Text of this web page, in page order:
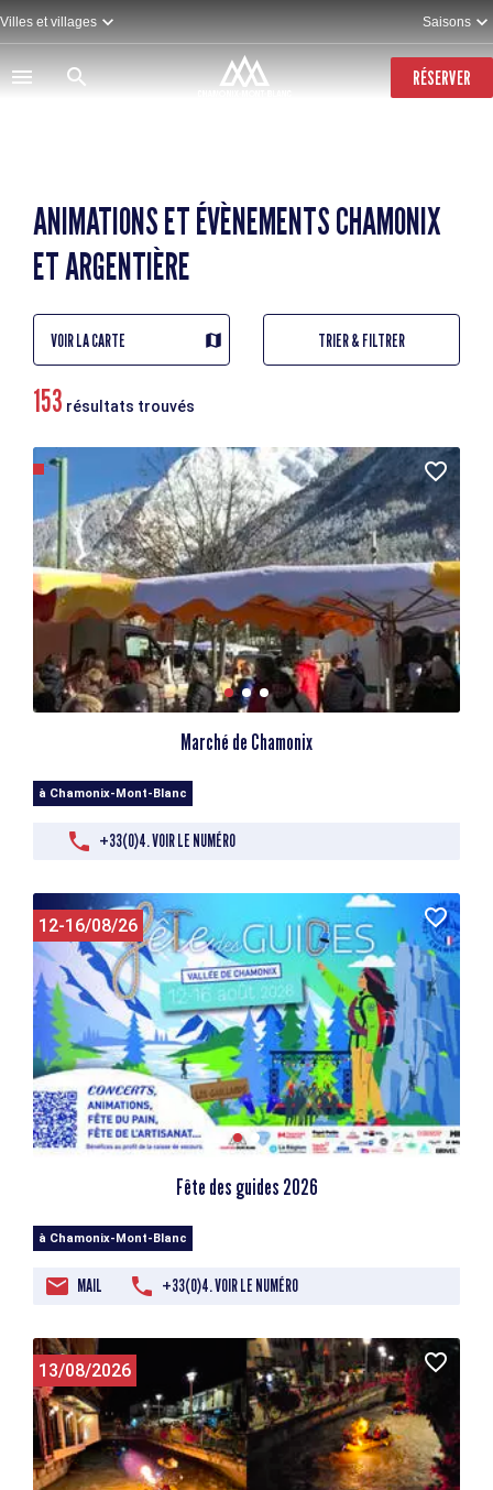
Aller
au
contenu
principal
Villes et villages Saisons
RÉSERVER
ANIMATIONS ET ÉVÈNEMENTS CHAMONIX
ET ARGENTIÈRE
VOIR LA CARTE TRIER & FILTRER
153 résultats trouvés
Marché de Chamonix
à Chamonix-Mont-Blanc
+33(0)4. VOIR LE NUMÉRO
12-16/08/26
Fête des guides 2026
à Chamonix-Mont-Blanc
MAIL +33(0)4. VOIR LE NUMÉRO
13/08/2026